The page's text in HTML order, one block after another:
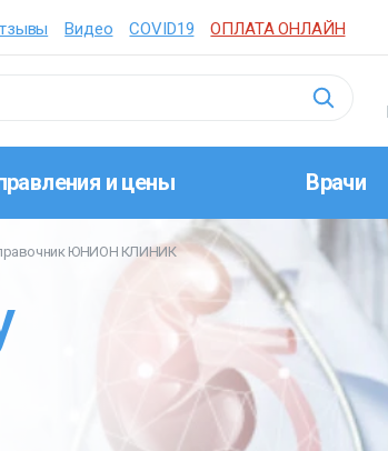
Видео COVID19 ОПЛАТА ОНЛАЙН
и цены Врачи
ЮНИОН КЛИНИК